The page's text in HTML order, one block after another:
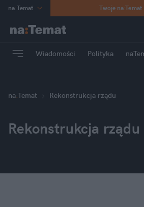
na:Temat
Poland
mama
Rozrywka
Twoje na:Temat
Wiadomości Polityka
na:Temat Rekonstrukcja rządu
Rekonstrukcja rządu